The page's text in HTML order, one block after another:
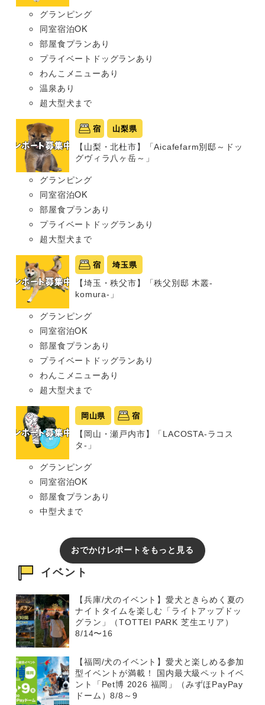
グランピング
同室宿泊OK
部屋食プランあり
プライベートドッグランあり
わんこメニューあり
温泉あり
超大型犬まで
宿 山梨県
【山梨・北杜市】「Aicafefarm別邸～ドッ
グヴィラ八ヶ岳～」
グランピング
同室宿泊OK
部屋食プランあり
プライベートドッグランあり
超大型犬まで
宿 埼玉県
【埼玉・秩父市】「秩父別邸 木叢-
komura-」
グランピング
同室宿泊OK
部屋食プランあり
プライベートドッグランあり
わんこメニューあり
超大型犬まで
岡山県 宿
【岡山・瀬戸内市】「LACOSTA-ラコス
タ-」
グランピング
同室宿泊OK
部屋食プランあり
中型犬まで
おでかけレポートをもっと見る
イベント
【兵庫/犬のイベント】愛犬ときらめく夏の
ナイトタイムを楽しむ「ライトアップドッ
グラン」（TOTTEI PARK 芝生エリア）
8/14〜16
【福岡/犬のイベント】愛犬と楽しめる参加
型イベントが満載！ 国内最大級ペットイベ
ント「Pet博 2026 福岡」（みずほPayPay
ドーム）8/8～9